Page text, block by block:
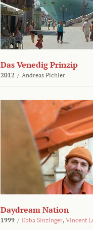
Das Venedig Prinzip
2012 / Andreas Pichler
Daydream Nation
1999 / Ebba Sinzinger, Vincent